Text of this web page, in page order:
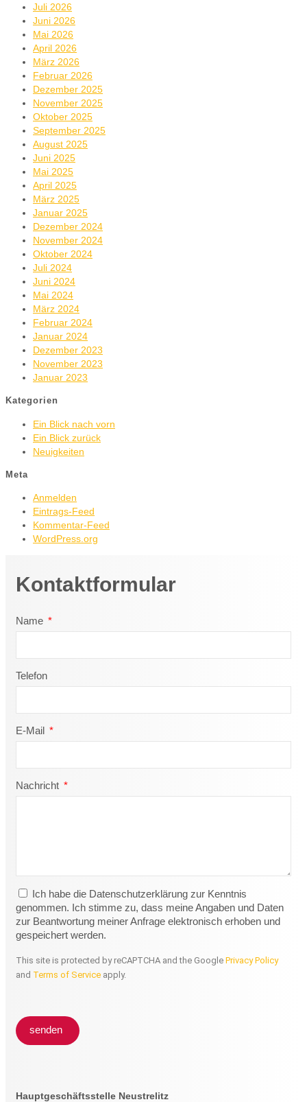
Juli 2026
Juni 2026
Mai 2026
April 2026
März 2026
Februar 2026
Dezember 2025
November 2025
Oktober 2025
September 2025
August 2025
Juni 2025
Mai 2025
April 2025
März 2025
Januar 2025
Dezember 2024
November 2024
Oktober 2024
Juli 2024
Juni 2024
Mai 2024
März 2024
Februar 2024
Januar 2024
Dezember 2023
November 2023
Januar 2023
Kategorien
Ein Blick nach vorn
Ein Blick zurück
Neuigkeiten
Meta
Anmelden
Eintrags-Feed
Kommentar-Feed
WordPress.org
Kontaktformular
Name
Telefon
E-Mail
Nachricht
Ich habe die Datenschutzerklärung zur Kenntnis
genommen. Ich stimme zu, dass meine Angaben und Daten
zur Beantwortung meiner Anfrage elektronisch erhoben und
gespeichert werden.
This site is protected by reCAPTCHA and the Google Privacy Policy
and Terms of Service apply.
senden
Hauptgeschäftsstelle Neustrelitz